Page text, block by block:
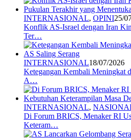
INTERNASIONAL, OPINI25/
Konflik AS-Israel dengan Iran
Ter…
INTERNASIONAL18/07/2026
Ketegangan Kembali Meningkat
A…
INTERNASIONAL,
Di Forum BRICS, Menaker RI
Keteram…